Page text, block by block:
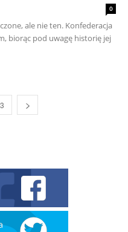
0
ale nie ten. Konfederacja
biorąc pod uwagę historię jej
3